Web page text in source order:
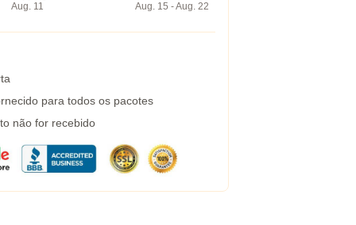
Aug. 11
Aug. 15 - Aug. 22
para todos os pacotes
não for recebido